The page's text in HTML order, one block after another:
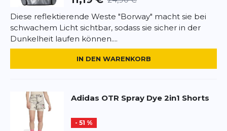
Diese reflektierende Weste "Borway" macht sie bei
schwachem Licht sichtbar, sodass sie sicher in der
Dunkelheit laufen können....
IN DEN WARENKORB
Adidas OTR Spray Dye 2in1 Shorts
- 51 %